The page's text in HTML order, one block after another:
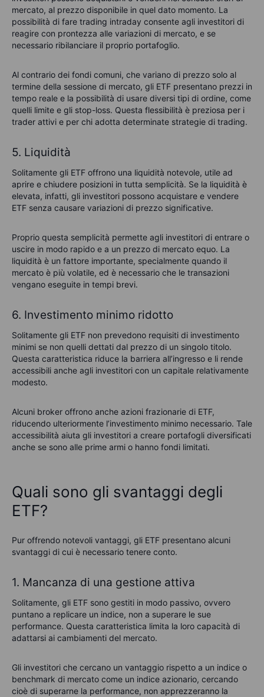
mercato, al prezzo disponibile in quel dato momento. La
possibilità di fare trading intraday consente agli investitori di
reagire con prontezza alle variazioni di mercato, e se
necessario ribilanciare il proprio portafoglio.
Al contrario dei fondi comuni, che variano di prezzo solo al
termine della sessione di mercato, gli ETF presentano prezzi in
tempo reale e la possibilità di usare diversi tipi di ordine, come
quelli limite e gli stop-loss. Questa flessibilità è preziosa per i
trader attivi e per chi adotta determinate strategie di trading.
5. Liquidità
Solitamente gli ETF offrono una liquidità notevole, utile ad
aprire e chiudere posizioni in tutta semplicità. Se la liquidità è
elevata, infatti, gli investitori possono acquistare e vendere
ETF senza causare variazioni di prezzo significative.
Proprio questa semplicità permette agli investitori di entrare o
uscire in modo rapido e a un prezzo di mercato equo. La
liquidità è un fattore importante, specialmente quando il
mercato è più volatile, ed è necessario che le transazioni
vengano eseguite in tempi brevi.
6. Investimento minimo ridotto
Solitamente gli ETF non prevedono requisiti di investimento
minimi se non quelli dettati dal prezzo di un singolo titolo.
Questa caratteristica riduce la barriera all’ingresso e li rende
accessibili anche agli investitori con un capitale relativamente
modesto.
Alcuni broker offrono anche azioni frazionarie di ETF,
riducendo ulteriormente l’investimento minimo necessario. Tale
accessibilità aiuta gli investitori a creare portafogli diversificati
anche se sono alle prime armi o hanno fondi limitati.
Quali sono gli svantaggi degli
ETF?
Pur offrendo notevoli vantaggi, gli ETF presentano alcuni
svantaggi di cui è necessario tenere conto.
1. Mancanza di una gestione attiva
Solitamente, gli ETF sono gestiti in modo passivo, ovvero
puntano a replicare un indice, non a superare le sue
performance. Questa caratteristica limita la loro capacità di
adattarsi ai cambiamenti del mercato.
Gli investitori che cercano un vantaggio rispetto a un indice o
benchmark di mercato come un indice azionario, cercando
cioè di superarne la performance, non apprezzeranno la